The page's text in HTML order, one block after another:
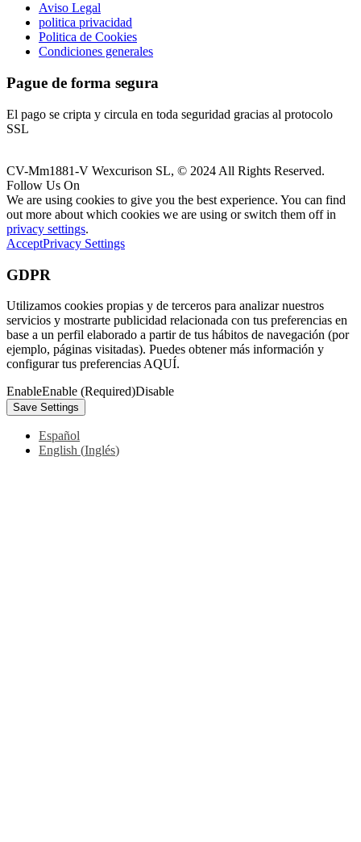
Aviso Legal
politica privacidad
Politica de Cookies
Condiciones generales
Pague de forma segura
El pago se cripta y circula en toda seguridad gracias al protocolo
SSL
CV-Mm1881-V Wexcurison SL, © 2024 All Rights Reserved.
Follow Us On
We are using cookies to give you the best experience. You can find
out more about which cookies we are using or switch them off in
privacy settings.
AcceptPrivacy Settings
GDPR
Utilizamos cookies propias y de terceros para analizar nuestros
servicios y mostrarte publicidad relacionada con tus preferencias en
base a un perfil elaborado a partir de tus hábitos de navegación (por
ejemplo, páginas visitadas). Puedes obtener más información y
configurar tus preferencias AQUÍ.
EnableEnable (Required)Disable
Español
English (Inglés)